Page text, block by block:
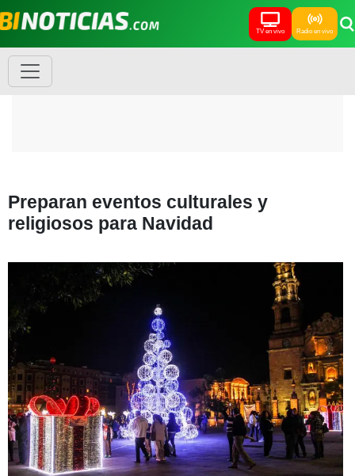
TV en vivo Radio en vivo
Preparan eventos culturales y
religiosos para Navidad